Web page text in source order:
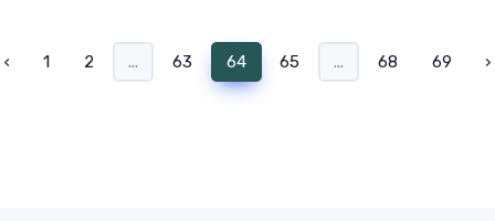
‹ 1 2 ... 63 64 65 ... 68 69 ›